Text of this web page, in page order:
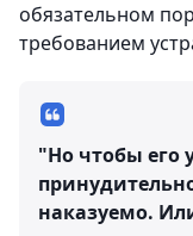
обязательном
требованием
"Но чтобы его
наказуемо.